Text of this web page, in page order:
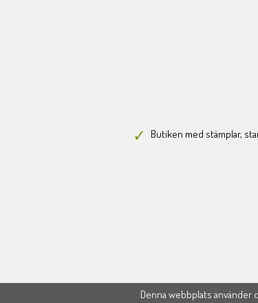
Butiken med stämplar,
Denna webbplats använder